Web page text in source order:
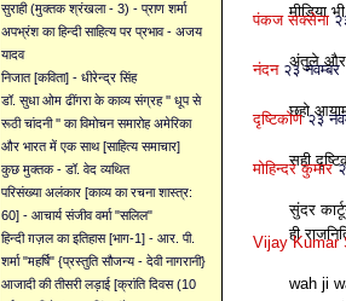
सुराही (मुक्तक श्रंखला - 3) - प्राण शर्मा
अपभ्रंश का हिन्दी साहित्य पर प्रभाव - अजय
यादव
निजात [कविता] - धीरेन्द्र सिंह
डॉ. सुधा ओम ढींगरा के काव्य संग्रह '' धूप से
रूठी चांदनी '' का विमोचन समारोह अमेरिका
और भारत में एक साथ [साहित्य समाचार]
कुछ मुक्तक - डॉ. वेद व्यथित
परिसंख्या अलंकार [काव्य का रचना शास्त्र:
60] - आचार्य संजीव वर्मा "सलिल"
हिन्दी ग़ज़ल का इतिहास [भाग-1] - आर. पी.
शर्मा "महर्षि" {प्रस्तुति सौजन्य - देवी नागरानी}
आजादी की तीसरी लड़ाई [क्रांति दिवस (10
मीडिया
पंकज सक्सेना
अंतुले और
नंदन २३
छहो
दृष्टिकोण २३
सही
मोहिन्दर कुमार
सुंदर
ही
Vijay Kumar
wah ji